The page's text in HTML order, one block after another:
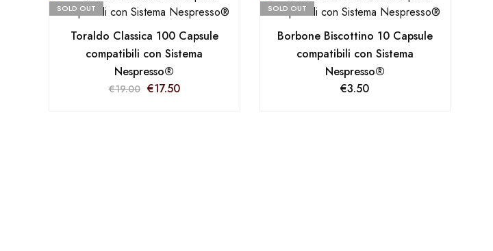
SOLD OUT
Toraldo Classica 100 Capsule
compatibili con Sistema
Nespresso®
€19.00 €17.50
SOLD OUT
Borbone Biscottino 10 Capsule
compatibili con Sistema
Nespresso®
€3.50